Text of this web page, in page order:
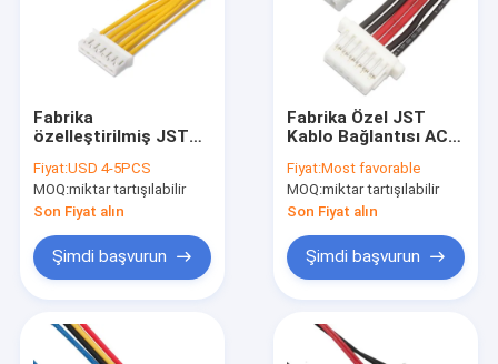
Fabrika
özelleştirilmiş JST
bileşenleri
Fiyat:USD 4-5PCS
MOQ:miktar tartışılabilir
Son Fiyat alın
Şimdi başvurun
Fabrika Özel JST
Kablo Bağlantısı ACH
1.2mm Pitch 2 Pin
Soket Bağlantıyı Kes
Crimp
Fiyat:Most favorable
MOQ:miktar tartışılabilir
Son Fiyat alın
Şimdi başvurun